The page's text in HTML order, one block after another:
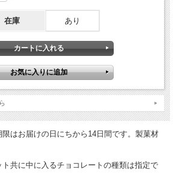
在庫 あり
はお届けの日にちから14日間です。製菓材
共に中に入るチョコレートの種類は指定で